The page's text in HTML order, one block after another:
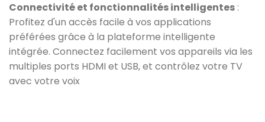
Connectivité et fonctionnalités intelligentes :
Profitez d'un accès facile à vos applications
préférées grâce à la plateforme intelligente
intégrée. Connectez facilement vos appareils via les
multiples ports HDMI et USB, et contrôlez votre TV
avec votre voix